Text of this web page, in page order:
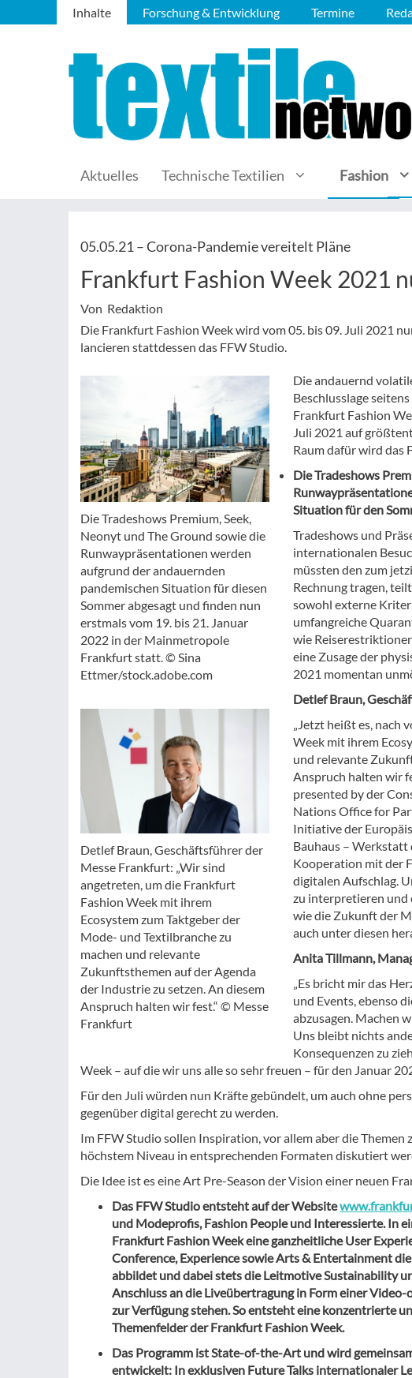
Inhalte Forschung & Entwicklung Termine
Aktuelles Technische Textilien Fashion
05.05.21 –Corona-Pandemie vereitelt Pläne
Frankfurt Fashion Week 2021
Von Redaktion
Die Frankfurt Fashion Week wird vom 05. bis 09. Juli 2021
lancieren stattdessen das FFW Studio.
Die Tradeshows Premium, Seek,
Neonyt und The Ground sowie die
Runwaypräsentationen werden
aufgrund der andauernden
pandemischen Situation für diesen
Sommer abgesagt und finden nun
erstmals vom 19. bis 21. Januar
2022 in der Mainmetropole
Frankfurt statt. © Sina
Ettmer/stock.adobe.com
Detlef Braun, Geschäftsführer der
Messe Frankfurt: „Wir sind
angetreten, um die Frankfurt
Fashion Week mit ihrem
Ecosystem zum Taktgeber der
Mode- und Textilbranche zu
machen und relevante
Zukunftsthemen auf der Agenda
der Industrie zu setzen. An diesem
Anspruch halten wir fest.“ © Messe
Frankfurt
Die andauernd
Beschlusslage
Frankfurt Fashion
Juli 2021 auf
Raum dafür wird das
Die Tradeshows
Situation für den
Tradeshows und
internationalen
müssten den zum
Rechnung tragen,
sowohl externe
umfangreiche
wie
eine Zusage der
2021 momentan
Detlef Braun,
„Jetzt heißt es, nach
Week mit ihrem
und relevante
Anspruch halten wir
presented by der
Nations Office for
Initiative der
Bauhaus – Werkstatt
Kooperation mit der
digitalen Aufschlag.
zu interpretieren und
wie die Zukunft der
auch unter diesen
Anita Tillmann,
„Es bricht mir das
und Events, ebenso
abzusagen. Machen
Uns bleibt nichts
Konsequenzen zu
Week – auf die wir uns alle so sehr freuen – für den Januar
Für den Juli würden nun Kräfte gebündelt, um auch ohne
gegenüber digital gerecht zu werden.
Im FFW Studio sollen Inspiration, vor allem aber die
höchstem Niveau in entsprechenden Formaten diskutiert
Die Idee ist es eine Art Pre-Season der Vision einer neuen
Das FFW Studio entsteht auf der Website
und Modeprofis, Fashion People und Interessierte. In
Frankfurt Fashion Week eine ganzheitliche User
Conference, Experience sowie Arts & Entertainment
abbildet und dabei stets die Leitmotive Sustainability
Anschluss an die Liveübertragung in Form einer
zur Verfügung stehen. So entsteht eine konzentrierte
Themenfelder der Frankfurt Fashion Week.
Das Programm ist State-of-the-Art und wird
entwickelt: In exklusiven Future Talks internationaler